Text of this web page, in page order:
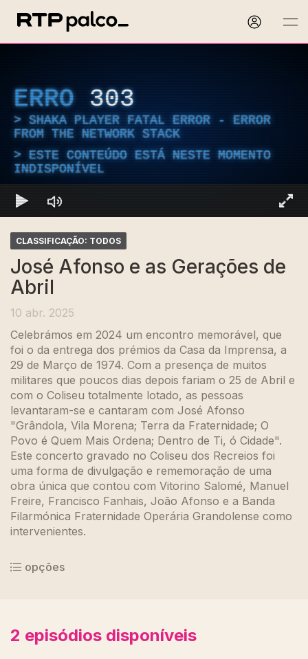
ERRO 303
SHAKA PLAYER FATAL ERROR - ERROR
FROM THE NETWORK STACK
ESTE CONTEÚDO ESTÁ NESTE MOMENTO
INDISPONÍVEL
CLASSIFICAÇÃO: TODOS
José Afonso e as Gerações de
Abril
10 abr. 2025
Celebrámos em 2024 um encontro memorável, que
foi o da entrega dos prémios da Casa da Imprensa, a
29 de Março de 1974. Com a presença de muitos
militares que poucos dias depois fariam o 25 de Abril e
com o Coliseu totalmente lotado, as pessoas
levantaram-se e cantaram com José Afonso
"Grândola, Vila Morena; Terra da Fraternidade; O
Povo é Quem Mais Ordena; Dentro de Ti, ó Cidade".
Este concerto gravado no Coliseu dos Recreios foi
uma forma de divulgação e rememoração de uma
obra única que contou com Vitorino Salomé, Manuel
Freire, Francisco Fanhais, João Afonso e a Banda
Filarmónica Fraternidade Operária Grandolense como
intervenientes.
opções
2 episódios disponíveis